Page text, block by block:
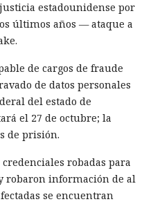
estadounidense por
últimos años — ataque a
de cargos de fraude
de datos personales
del estado de
el 27 de octubre; la
de prisión.
robadas para
robaron información de al
se encuentran